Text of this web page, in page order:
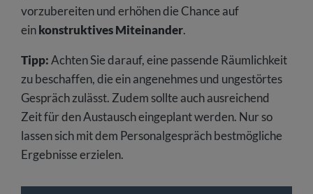
vorzubereiten und erhöhen die Chance auf
einkonstruktives Miteinander.
Tipp:Achten Sie darauf, eine passende Räumlichkeit
zu beschaffen, die ein angenehmes und ungestörtes
Gespräch zulässt. Zudem sollte auch ausreichend
Zeit für den Austausch eingeplant werden. Nur so
lassen sich mit dem Personalgespräch bestmögliche
Ergebnisse erzielen.